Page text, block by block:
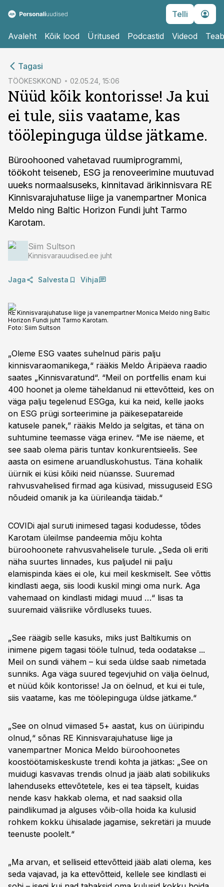
Telli
Avaleht Kõik lood Üritused Podcastid Videod
Tagasi
TÖÖKESKKOND 02.05.24, 15:06
Nüüd kõik kontorisse! Ja kui
ei tule, siis vaatame, kas
töölepinguga üldse jätkame.
Büroohooned vahetavad ruumiprogrammi,
töökoht teiseneb, ESG ja renoveerimine muutuvad
uueks normaalsuseks, kinnitavad ärikinnisvara RE
Kinnisvarajuhatuse liige ja vanempartner Monica
Meldo ning Baltic Horizon Fundi juht Tarmo
Karotam.
Siim Sultson
Kinnisvarauudised.ee juht
Jaga Salvesta Vihja
RE Kinnisvarajuhatuse liige ja vanempartner Monica Meldo ning Baltic
Horizon Fundi juht Tarmo Karotam.
Foto: Siim Sultson
„Oleme ESG vaates suhelnud päris palju
kinnisvaraomanikega,“ rääkis Meldo Äripäeva raadio
saates „Kinnisvaratund“. “Meil on portfellis enam kui
400 hoonet ja oleme täheldanud nii ettevõtteid, kes on
väga palju tegelenud ESGga, kui ka neid, kelle jaoks
on ESG prügi sorteerimine ja päikesepatareide
katusele panek,” rääkis Meldo ja selgitas, et täna on
suhtumine teemasse väga erinev. “Me ise näeme, et
see saab olema päris tuntav konkurentsieelis. See
aasta on esimene aruandluskohustus. Täna kohalik
üürnik ei küsi kõiki neid nüansse. Suuremad
rahvusvahelised firmad aga küsivad, missuguseid ESG
nõudeid omanik ja ka üürileandja täidab.“
COVIDi ajal suruti inimesed tagasi kodudesse, tõdes
Karotam üleilmse pandeemia mõju kohta
büroohoonete rahvusvahelisele turule. „Seda oli eriti
näha suurtes linnades, kus paljudel nii palju
elamispinda käes ei ole, kui meil keskmiselt. See võttis
kindlasti aega, siis loodi kuskil mingi oma nurk. Aga
vahemaad on kindlasti midagi muud …“ lisas ta
suuremaid välisriike võrdluseks tuues.
„See räägib selle kasuks, miks just Baltikumis on
inimene pigem tagasi tööle tulnud, teda oodatakse ...
Meil on sundi vähem – kui seda üldse saab nimetada
sunniks. Aga väga suured tegevjuhid on välja öelnud,
et nüüd kõik kontorisse! Ja on öelnud, et kui ei tule,
siis vaatame, kas me töölepinguga üldse jätkame.“
„See on olnud viimased 5+ aastat, kus on üüripindu
olnud,“ sõnas RE Kinnisvarajuhatuse liige ja
vanempartner Monica Meldo büroohoonetes
koostöötamiskeskuste trendi kohta ja jätkas: „See on
muidugi kasvavas trendis olnud ja jääb alati sobilikuks
lahenduseks ettevõtetele, kes ei tea täpselt, kuidas
nende kasv hakkab olema, et nad saaksid olla
paindlikumad ja alguses võib-olla hoida ka kulusid
rohkem kokku ühisalade jagamise, sekretäri ja muude
teenuste poolelt.“
„Ma arvan, et selliseid ettevõtteid jääb alati olema, kes
seda vajavad, ja ka ettevõtteid, kellele see kindlasti ei